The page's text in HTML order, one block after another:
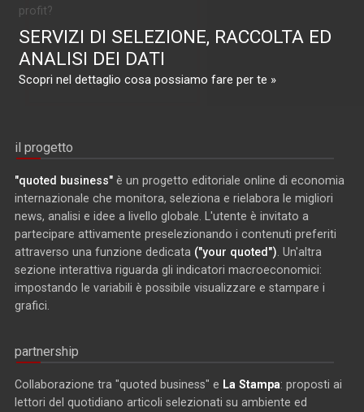
profit?
SERVIZI DI SELEZIONE, RACCOLTA ED
ANALISI DEI DATI
Scopri nel dettaglio cosa possiamo fare per te »
il progetto
"quoted business" è un progetto editoriale online di economia
internazionale che monitora, seleziona e rielabora le migliori
news, analisi e idee a livello globale. L'utente è invitato a
partecipare attivamente preselezionando i contenuti preferiti
attraverso una funzione dedicata ("your quoted") . Un'altra
sezione interattiva riguarda gli indicatori macroeconomici:
impostando le variabili è possibile visualizzare e stampare i
grafici.
partnership
Collaborazione tra "quoted business" e La Stampa: proposti ai
lettori del quotidiano articoli selezionati su ambiente ed